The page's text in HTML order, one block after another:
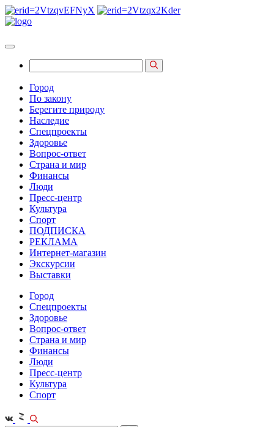
Город
По закону
Берегите природу
Наследие
Спецпроекты
Здоровье
Вопрос-ответ
Страна и мир
Финансы
Люди
Пресс-центр
Культура
Спорт
ПОДПИСКА
РЕКЛАМА
Интернет-магазин
Экскурсии
Выставки
Город
Спецпроекты
Здоровье
Вопрос-ответ
Страна и мир
Финансы
Люди
Пресс-центр
Культура
Спорт